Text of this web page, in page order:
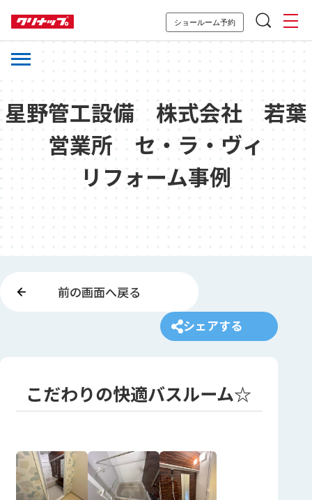
ショールーム予約
星野管工設備 株式会社 若葉
営業所 セ・ラ・ヴィ
リフォーム事例
前の画面へ戻る
シェアする
こだわりの快適バスルーム☆